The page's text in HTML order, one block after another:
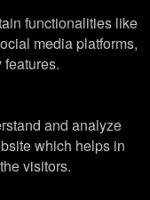
functionalities like
media platforms,
and analyze
which helps in
visitors.